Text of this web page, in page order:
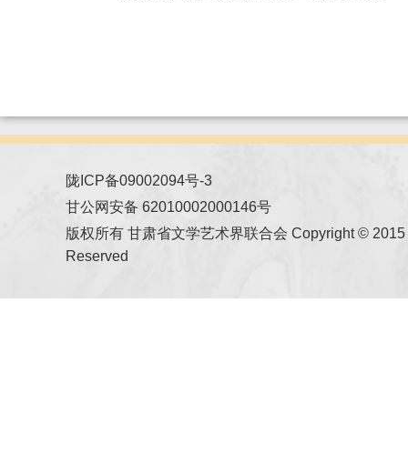
陇ICP备09002094号-3
甘公网安备 62010002000146号
版权所有 甘肃省文学艺术界联合会 Copyright ©
Reserved